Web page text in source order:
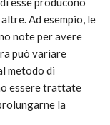
Ad esempio, le
note per avere
può variare
metodo di
essere trattate
la